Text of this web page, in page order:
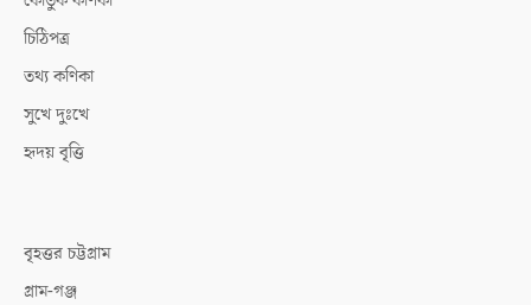
চিঠিপত্র
তথ্য কণিকা
সুখে দুঃখে
হৃদয় বৃত্তি
বৃহত্তর চট্টগ্রাম
গ্রাম-গঞ্জ